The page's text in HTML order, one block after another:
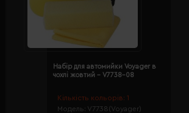
Кількість кольорів: 1
Модель: V7738(Voyager)
Набір для автомийки Voyager в
чохлі жовтий - V7738-08